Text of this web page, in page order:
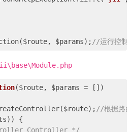
$params); //运行控制
($route, $params = [])
//根据路
{
Controller */